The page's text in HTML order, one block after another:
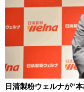
日清製粉ウェルナが“